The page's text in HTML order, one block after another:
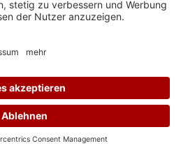
eine Online-Kennung des Nutzers,
Werte wie z.B. Werbemittel-ID,
der Nutzer, handelt es sich
Daten wie
Sie helfen uns nur zu
der auf einen Affiliate-Link
Onlineangebot für ein Angebot